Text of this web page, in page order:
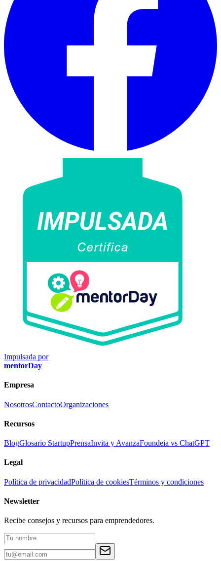
Impulsada por
mentorDay
Empresa
NosotrosContactoOrganizaciones
Recursos
BlogGlosario StartupPrensaInvita y AvanzaFoundeia vs ChatGPT
Legal
Política de privacidadPolítica de cookiesTérminos y condiciones
Newsletter
Recibe consejos y recursos para emprendedores.